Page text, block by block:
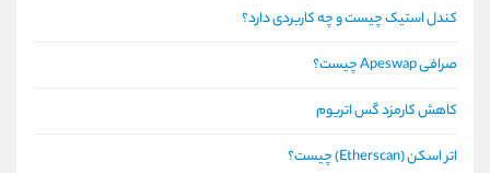
کندل استیک چیست و چه کاربردی دارد؟
صرافی Apeswap چیست؟
کاهش کارمزد گس اتریوم
اتر اسکن (Etherscan) چیست؟